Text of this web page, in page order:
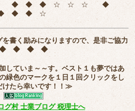
◆ ◆ ◆ ☆ ☆ ☆ ◆
◆ ◆ ☆
を書く励みになりますので、是非ご協力
◆ ◆ ◆ ◆
していま～～す。ベスト１も夢ではあ
緑色のマークを１日１回クリックをし
けたら幸いです！！≫